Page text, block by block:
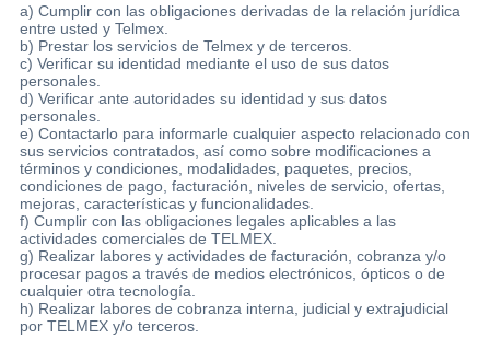
a) Cumplir con las obligaciones derivadas de la relación jurídica
entre usted y Telmex.
b) Prestar los servicios de Telmex y de terceros.
c) Verificar su identidad mediante el uso de sus datos
personales.
d) Verificar ante autoridades su identidad y sus datos
personales.
e) Contactarlo para informarle cualquier aspecto relacionado con
sus servicios contratados, así como sobre modificaciones a
términos y condiciones, modalidades, paquetes, precios,
condiciones de pago, facturación, niveles de servicio, ofertas,
mejoras, características y funcionalidades.
f) Cumplir con las obligaciones legales aplicables a las
actividades comerciales de TELMEX.
g) Realizar labores y actividades de facturación, cobranza y/o
procesar pagos a través de medios electrónicos, ópticos o de
cualquier otra tecnología.
h) Realizar labores de cobranza interna, judicial y extrajudicial
por TELMEX y/o terceros.